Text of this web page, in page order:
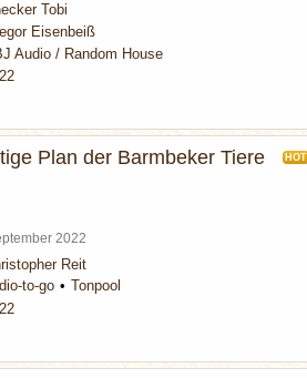
Tobi
Eisenbeiß
Audio / Random House
Plan der Barmbeker Tiere HOT
2022
Reit
to-go
Tonpool